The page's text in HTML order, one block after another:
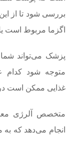
بررسی شود تا از
اگزما مربوط است
پزشک می‌تواند
متوجه شود
غذایی ممکن است
متخصص آلرژی
انجام می‌دهد که